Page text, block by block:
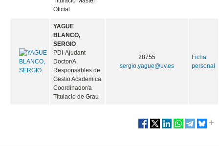
Oficial
YAGUE
BLANCO,
SERGIO
PDI-Ajudant
Doctor/A
Responsables de
Gestio Academica
Coordinador/a
Titulacio de Grau
28755
sergio.yague@uv.es
Ficha
personal